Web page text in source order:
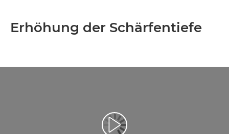
Erhöhung der Schärfentiefe
Video abspielen